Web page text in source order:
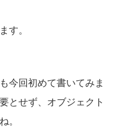
す。
今回初めて書いてみま
とせず、オブジェクト
。